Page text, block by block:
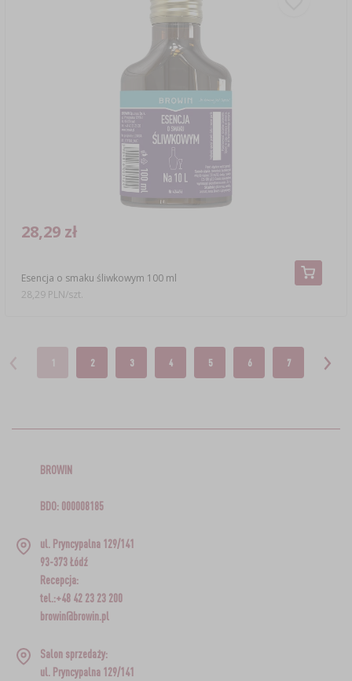
Esencja o smaku śliwkowym 100 ml
28,29 zł
28,29 PLN/szt.
1 2 3 4 5 6 7
BROWIN
BDO: 000008185
ul. Pryncypalna 129/141
93-373 Łódź
Recepcja:
tel.:+48 42 23 23 200
browin@browin.pl
Salon sprzedaży:
ul. Pryncypalna 129/141